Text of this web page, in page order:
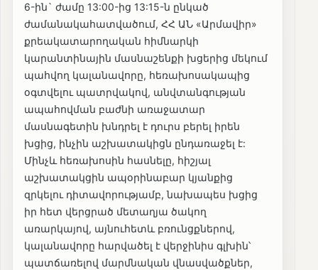
6-ին` ժամը 13:00-ից 13:15-ն ընկած
ժամանակահատվածում, ՀՀ ԱՆ «Արմավիր»
քրեակատարողական հիմնարկի
կարանտինային մասնաշենքի խցերից մեկում
պահվող կալանավորը, հեռախոսակապից
օգտվելու պատրվակով, անվտանգության
ապահովման բաժնի առաջատար
մասնագետին խնդրել է դուրս բերել իրեն
խցից, ինչին աշխատակիցն ընդառաջել է:
Մինչև հեռախոսին հասնելը, հիշյալ
աշխատակցին ապօրինաբար կյանքից
զրկելու դիտավորությամբ, նախապես խցից
իր հետ վերցրած մետաղյա ծակող
առարկայով, այնուհետև բռունցքներով,
կալանավորը հարվածել է վերջինիս գլխին՝
պատճառելով մարմնական վնասվածքներ,